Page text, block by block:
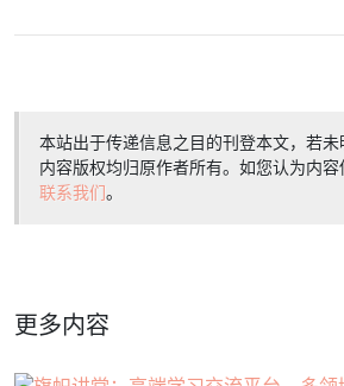
本站出于传递信息之目的刊登本文，若未
内容版权均归原作者所有。如您认为内
联系我们。
更多内容